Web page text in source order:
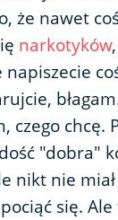
że nawet
narkotyków
napiszecie
chcę.
"dobra"
nikt nie
się.